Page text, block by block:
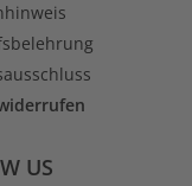
US